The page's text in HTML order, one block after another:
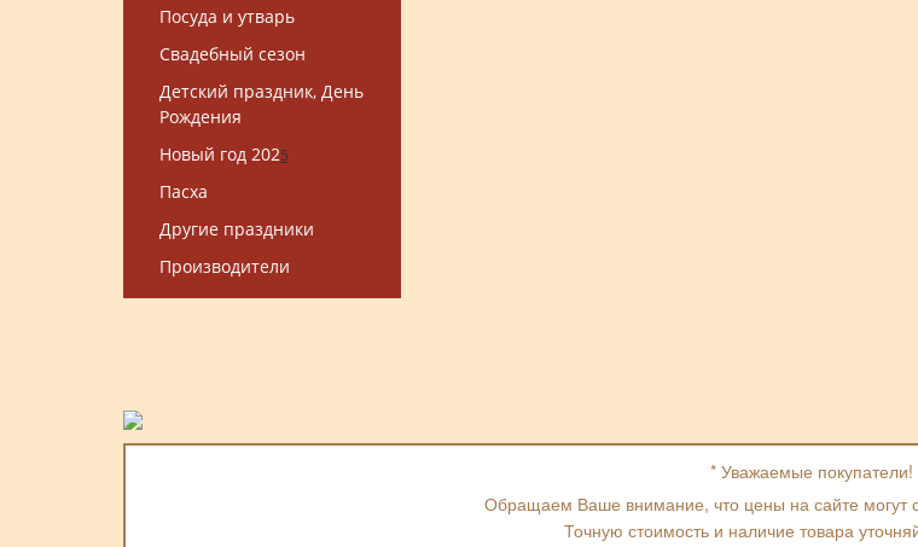
Посуда и утварь
Свадебный сезон
Детский праздник, День
Рождения
Новый год 2025
Пасха
Другие праздники
Производители
* Уважаемые покупатели!
Обращаем Ваше внимание, что цены на сайте могут
Точную стоимость и наличие товара